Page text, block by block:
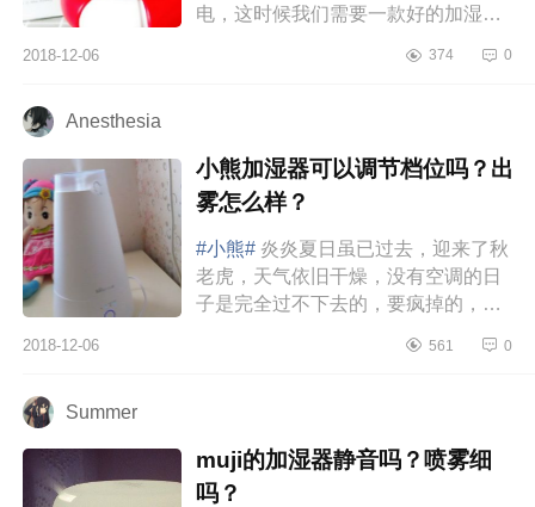
电，这时候我们需要一款好的加湿
方，为肌肤及时补充水分，云雾绕
2018-12-06 374 0
Anesthesia
小熊加湿器可以调节档位吗？出
雾怎么样？
#小熊# 炎炎夏日虽已过去，迎来了秋
老虎，天气依旧干燥，没有空调的日
子是完全过不下去的，要疯掉的，唯
太干燥了，要么嗓子疼，要么鼻...
2018-12-06 561 0
Summer
muji的加湿器静音吗？喷雾细
吗？